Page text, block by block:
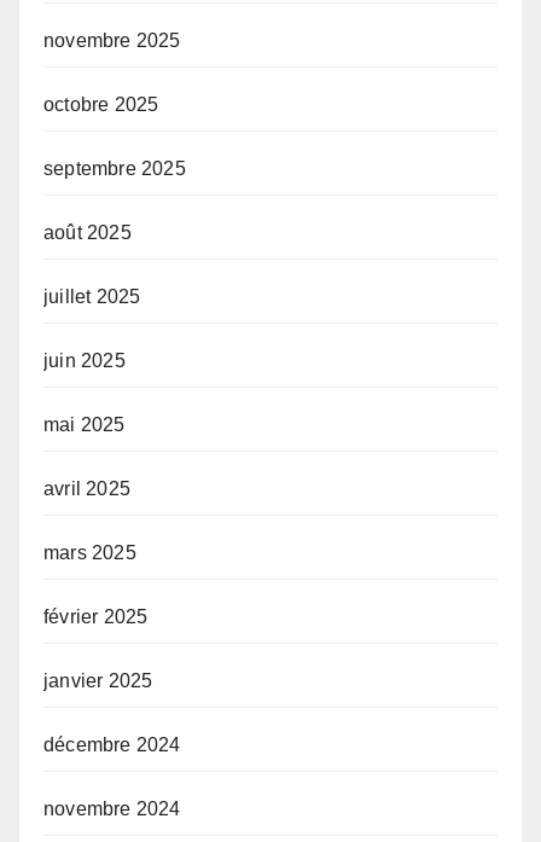
novembre 2025
octobre 2025
septembre 2025
août 2025
juillet 2025
juin 2025
mai 2025
avril 2025
mars 2025
février 2025
janvier 2025
décembre 2024
novembre 2024